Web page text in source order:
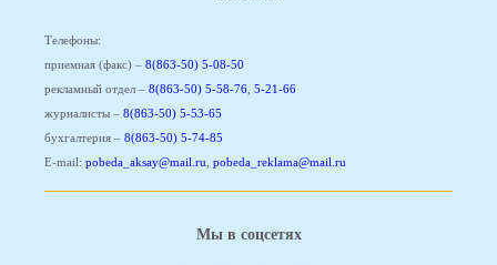
Телефоны:
приемная (факс) – 8(863-50) 5-08-50
рекламный отдел – 8(863-50) 5-58-76, 5-21-66
журналисты – 8(863-50) 5-53-65
бухгалтерия – 8(863-50) 5-74-85
E-mail: pobeda_aksay@mail.ru, pobeda_reklama@mail.ru
Мы в соцсетях